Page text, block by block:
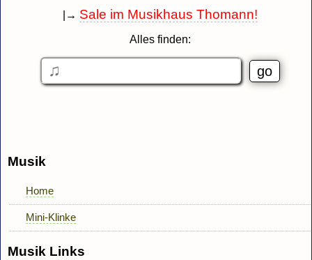
|→ Sale im Musikhaus Thomann!
Alles finden:
Musik
Home
Mini-Klinke
Musik Links